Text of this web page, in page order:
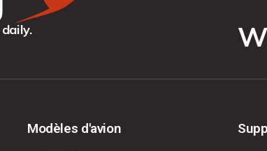
Modèles d'avion